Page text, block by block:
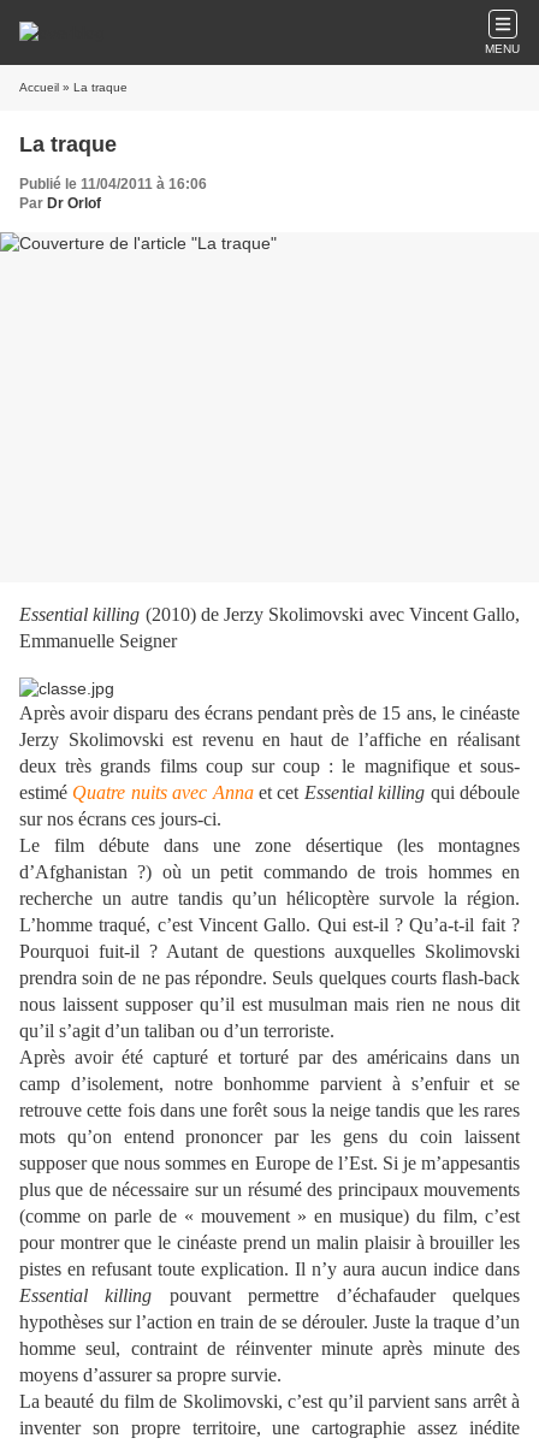
MENU
Accueil » La traque
La traque
Publié le 11/04/2011 à 16:06
Par Dr Orlof
Essential killing (2010) de Jerzy Skolimovski avec Vincent Gallo,
Emmanuelle Seigner
Après avoir disparu des écrans pendant près de 15 ans, le cinéaste
Jerzy Skolimovski est revenu en haut de l’affiche en réalisant
deux très grands films coup sur coup : le magnifique et sous-
estimé Quatre nuits avec Annaet cet Essential killing qui déboule
sur nos écrans ces jours-ci.
Le film débute dans une zone désertique (les montagnes
d’Afghanistan ?) où un petit commando de trois hommes en
recherche un autre tandis qu’un hélicoptère survole la région.
L’homme traqué, c’est Vincent Gallo. Qui est-il ? Qu’a-t-il fait ?
Pourquoi fuit-il ? Autant de questions auxquelles Skolimovski
prendra soin de ne pas répondre. Seuls quelques courts flash-back
nous laissent supposer qu’il est musulman mais rien ne nous dit
qu’il s’agit d’un taliban ou d’un terroriste.
Après avoir été capturé et torturé par des américains dans un
camp d’isolement, notre bonhomme parvient à s’enfuir et se
retrouve cette fois dans une forêt sous la neige tandis que les rares
mots qu’on entend prononcer par les gens du coin laissent
supposer que nous sommes en Europe de l’Est. Si je m’appesantis
plus que de nécessaire sur un résumé des principaux mouvements
(comme on parle de « mouvement » en musique) du film, c’est
pour montrer que le cinéaste prend un malin plaisir à brouiller les
pistes en refusant toute explication. Il n’y aura aucun indice dans
Essential killing pouvant permettre d’échafauder quelques
hypothèses sur l’action en train de se dérouler. Juste la traque d’un
homme seul, contraint de réinventer minute après minute des
moyens d’assurer sa propre survie.
La beauté du film de Skolimovski, c’est qu’il parvient sans arrêt à
inventer son propre territoire, une cartographie assez inédite